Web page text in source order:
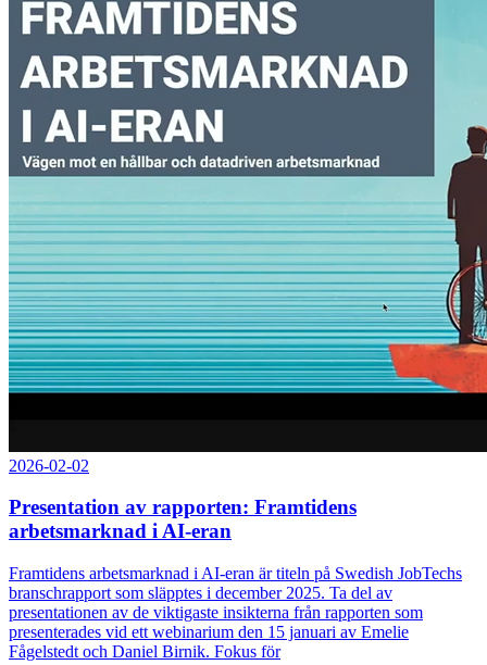
2026-02-02
Presentation av rapporten: Framtidens
arbetsmarknad i AI-eran
Framtidens arbetsmarknad i AI-eran är titeln på Swedish JobTechs
branschrapport som släpptes i december 2025. Ta del av
presentationen av de viktigaste insikterna från rapporten som
presenterades vid ett webinarium den 15 januari av Emelie
Fågelstedt och Daniel Birnik. Fokus för